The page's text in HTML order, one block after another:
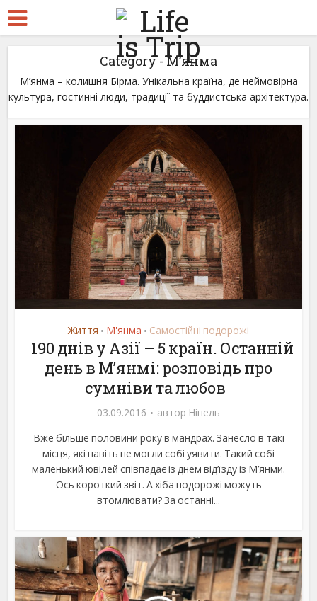
Category - М’янма
М’янма – колишня Бірма. Унікальна країна, де неймовірна
культура, гостинні люди, традиції та буддистська архітектура.
Життя • М'янма • Самостійні подорожі
190 днів у Азії – 5 країн. Останній
день в М’янмі: розповідь про
сумніви та любов
03.09.2016 автор Нінель
Вже більше половини року в мандрах. Занесло в такі
місця, які навіть не могли собі уявити. Такий собі
маленький ювілей співпадає із днем від’їзду із М’янми.
Ось короткий звіт. А хіба подорожі можуть
втомлювати? За останні...